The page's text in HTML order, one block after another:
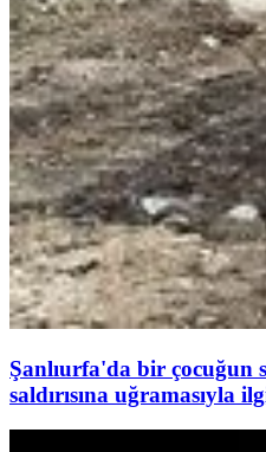
Şanlıurfa'da bir çocuğun
saldırısına uğramasıyla